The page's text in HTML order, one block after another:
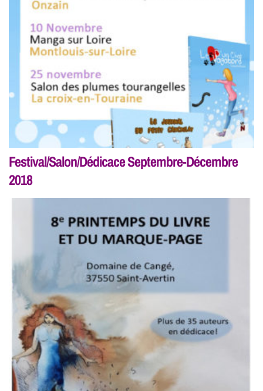
Festival/Salon/Dédicace Septembre-Décembre
2018